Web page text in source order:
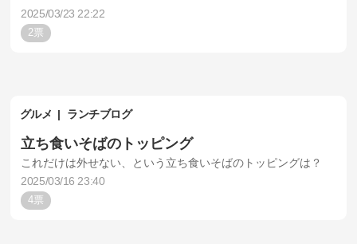
2025/03/23 22:22
2
グルメ ランチブログ
立ち食いそばのトッピング
これだけは外せない、という立ち食いそばのトッピングは？
2025/03/16 23:40
4